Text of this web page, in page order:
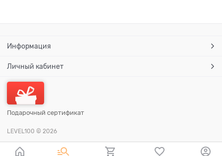
Информация
Личный кабинет
Подарочный сертификат
LEVEL100 © 2026